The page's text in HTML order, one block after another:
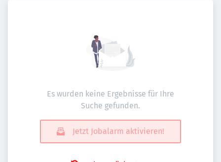
Es wurden keine Ergebnisse für Ihre
Suche gefunden.
Jetzt Jobalarm aktivieren!